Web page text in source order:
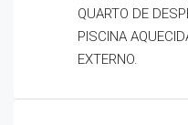
QUARTO DE
PISCINA
EXTERNO.